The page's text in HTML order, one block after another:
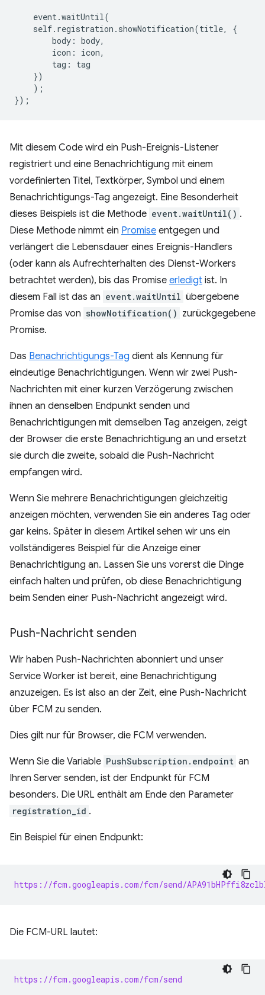
event.waitUntil(
self. registration . showNotification(title,
{
body : body,
icon : icon,
tag :
tag
})
);
});
Mit diesem Code wird ein Push-Ereignis-Listener
registriert und eine Benachrichtigung mit einem
vordefinierten Titel, Textkörper, Symbol und einem
Benachrichtigungs-Tag angezeigt. Eine Besonderheit
dieses Beispiels ist die Methode event.waitUntil() .
Diese Methode nimmt ein Promise entgegen und
verlängert die Lebensdauer eines Ereignis-Handlers
(oder kann als Aufrechterhalten des Dienst-Workers
betrachtet werden), bis das Promise erledigt ist. In
diesem Fall ist das an event.waitUntil übergebene
Promise das von showNotification() zurückgegebene
Promise.
Das Benachrichtigungs-Tag dient als Kennung für
eindeutige Benachrichtigungen. Wenn wir zwei Push-
Nachrichten mit einer kurzen Verzögerung zwischen
ihnen an denselben Endpunkt senden und
Benachrichtigungen mit demselben Tag anzeigen, zeigt
der Browser die erste Benachrichtigung an und ersetzt
sie durch die zweite, sobald die Push-Nachricht
empfangen wird.
Wenn Sie mehrere Benachrichtigungen gleichzeitig
anzeigen möchten, verwenden Sie ein anderes Tag oder
gar keins. Später in diesem Artikel sehen wir uns ein
vollständigeres Beispiel für die Anzeige einer
Benachrichtigung an. Lassen Sie uns vorerst die Dinge
einfach halten und prüfen, ob diese Benachrichtigung
beim Senden einer Push-Nachricht angezeigt wird.
Push-Nachricht senden
Wir haben Push-Nachrichten abonniert und unser
Service Worker ist bereit, eine Benachrichtigung
anzuzeigen. Es ist also an der Zeit, eine Push-Nachricht
über FCM zu senden.
Dies gilt nur für Browser, die FCM verwenden.
Wenn Sie die Variable PushSubscription.endpoint an
Ihren Server senden, ist der Endpunkt für FCM
besonders. Die URL enthält am Ende den Parameter
registration_id .
Ein Beispiel für einen Endpunkt:
https://fcm.googleapis.com/fcm/send/
Die FCM-URL lautet:
https://fcm.googleapis.com/fcm/send